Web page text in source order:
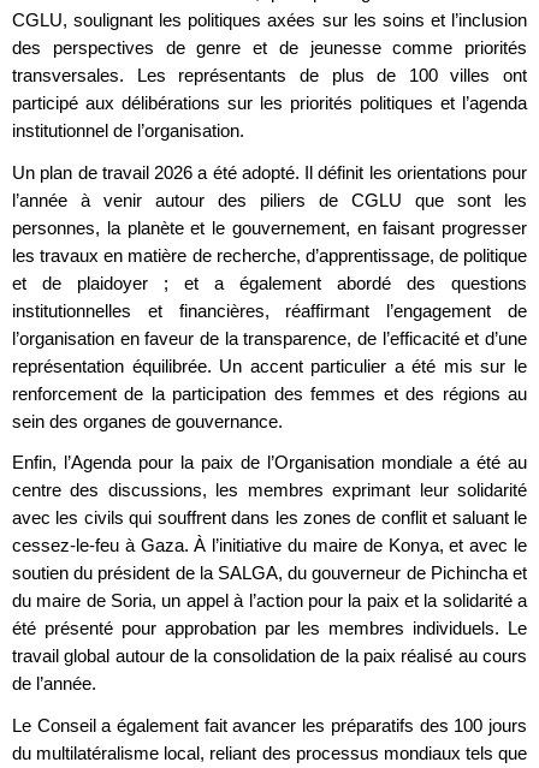
CGLU, soulignant les politiques axées sur les soins et l’inclusion
des perspectives de genre et de jeunesse comme priorités
transversales. Les représentants de plus de 100 villes ont
participé aux délibérations sur les priorités politiques et l’agenda
institutionnel de l’organisation.
Un plan de travail 2026 a été adopté. Il définit les orientations pour
l’année à venir autour des piliers de CGLU que sont les
personnes, la planète et le gouvernement, en faisant progresser
les travaux en matière de recherche, d’apprentissage, de politique
et de plaidoyer ; et a également abordé des questions
institutionnelles et financières, réaffirmant l’engagement de
l’organisation en faveur de la transparence, de l’efficacité et d’une
représentation équilibrée. Un accent particulier a été mis sur le
renforcement de la participation des femmes et des régions au
sein des organes de gouvernance.
Enfin, l’Agenda pour la paix de l’Organisation mondiale a été au
centre des discussions, les membres exprimant leur solidarité
avec les civils qui souffrent dans les zones de conflit et saluant le
cessez-le-feu à Gaza. À l’initiative du maire de Konya, et avec le
soutien du président de la SALGA, du gouverneur de Pichincha et
du maire de Soria, un appel à l’action pour la paix et la solidarité a
été présenté pour approbation par les membres individuels. Le
travail global autour de la consolidation de la paix réalisé au cours
de l’année.
Le Conseil a également fait avancer les préparatifs des 100 jours
du multilatéralisme local, reliant des processus mondiaux tels que